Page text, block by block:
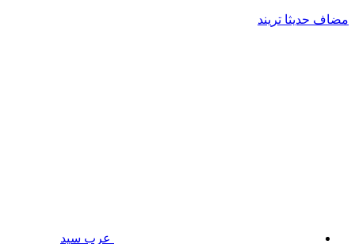
مضاف حديثا تريند
عرب سيد